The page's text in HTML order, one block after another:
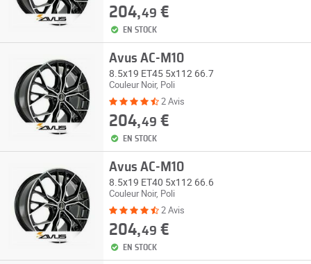
204,49 €
EN STOCK
Avus AC-M10
8.5x19 ET45 5x112 66.7
Couleur Noir, Poli
2 Avis
204,49 €
EN STOCK
Avus AC-M10
8.5x19 ET40 5x112 66.6
Couleur Noir, Poli
2 Avis
204,49 €
EN STOCK